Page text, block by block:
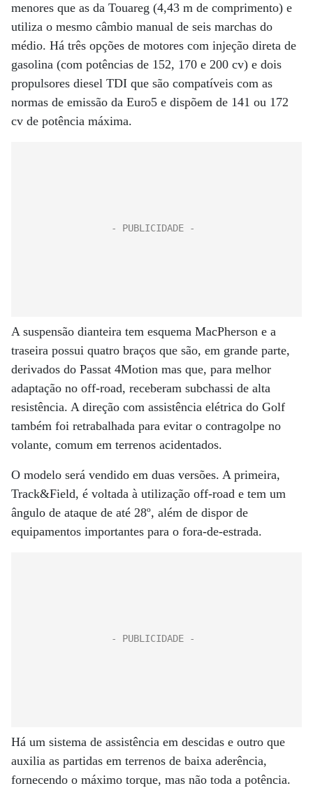
menores que as da Touareg (4,43 m de comprimento) e
utiliza o mesmo câmbio manual de seis marchas do
médio. Há três opções de motores com injeção direta de
gasolina (com potências de 152, 170 e 200 cv) e dois
propulsores diesel TDI que são compatíveis com as
normas de emissão da Euro5 e dispõem de 141 ou 172
cv de potência máxima.
A suspensão dianteira tem esquema MacPherson e a
traseira possui quatro braços que são, em grande parte,
derivados do Passat 4Motion mas que, para melhor
adaptação no off-road, receberam subchassi de alta
resistência. A direção com assistência elétrica do Golf
também foi retrabalhada para evitar o contragolpe no
volante, comum em terrenos acidentados.
O modelo será vendido em duas versões. A primeira,
Track&Field, é voltada à utilização off-road e tem um
ângulo de ataque de até 28º, além de dispor de
equipamentos importantes para o fora-de-estrada.
Há um sistema de assistência em descidas e outro que
auxilia as partidas em terrenos de baixa aderência,
fornecendo o máximo torque, mas não toda a potência.